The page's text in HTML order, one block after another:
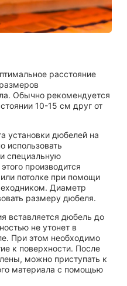
расстояние
Обычно рекомендуется
10-15 см друг от
установки дюбелей на
использовать
специальную
производится
потолке при помощи
Диаметр
размеру дюбеля.
вставляется дюбель до
не утонет в
При этом необходимо
к поверхности. После
можно приступать к
материала с помощью